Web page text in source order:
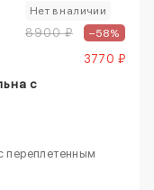
Нет в наличии
8900 ₽ –58%
3770 ₽
с
переплетенным